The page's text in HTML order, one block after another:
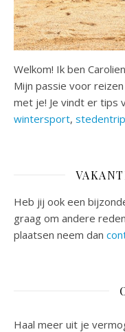
Welkom! Ik ben
Mijn passie voor
met je! Je vindt er tips
wintersport, stedentrip
Heb jij ook een
graag om andere
plaatsen neem dan
Haal meer uit je